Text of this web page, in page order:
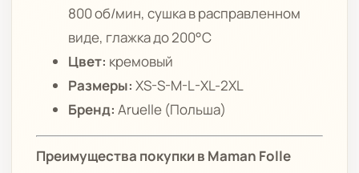
800 об/мин, сушка в расправленном
виде, глажка до 200°C
Цвет: кремовый
Размеры: XS-S-M-L-XL-2XL
Бренд: Aruelle (Польша)
Преимущества покупки в Maman Folle